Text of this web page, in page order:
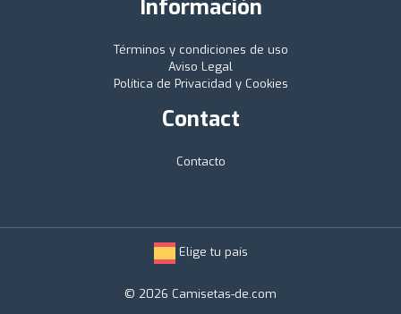
Información
Términos y condiciones de uso
Aviso Legal
Política de Privacidad y Cookies
Contact
Contacto
Elige tu país
© 2026 Camisetas-de.com